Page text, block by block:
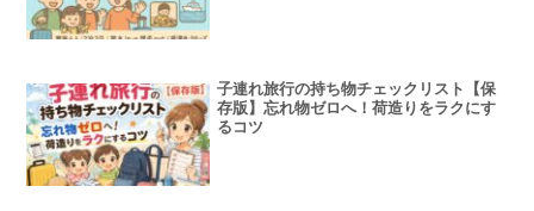
子連れ旅行の持ち物チェックリスト【保
存版】忘れ物ゼロへ！荷造りをラクにす
るコツ